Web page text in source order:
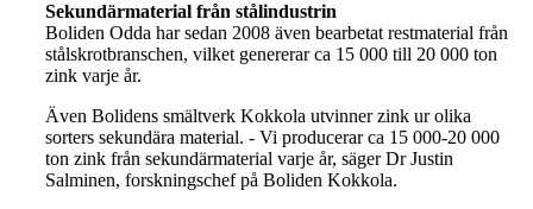
Sekundärmaterial från stålindustrin
Boliden Odda har sedan 2008 även bearbetat restmaterial från
stålskrotbranschen, vilket genererar ca 15 000 till 20 000 ton
zink varje år.
Även Bolidens smältverk Kokkola utvinner zink ur olika
sorters sekundära material. - Vi producerar ca 15 000-20 000
ton zink från sekundärmaterial varje år, säger Dr Justin
Salminen, forskningschef på Boliden Kokkola.